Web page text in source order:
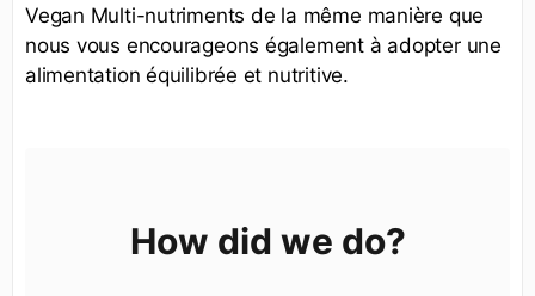
Vegan Multi-nutriments de la même manière que
nous vous encourageons également à adopter une
alimentation équilibrée et nutritive.
How did we do?